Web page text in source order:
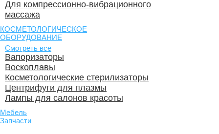
Для компрессионно-вибрационного
массажа
КОСМЕТОЛОГИЧЕСКОЕ
ОБОРУДОВАНИЕ
Смотреть все
Вапоризаторы
Воскоплавы
Косметологические стерилизаторы
Центрифуги для плазмы
Лампы для салонов красоты
Мебель
Запчасти